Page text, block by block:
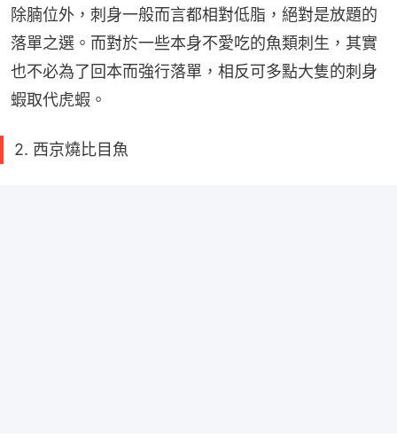
除腩位外，刺身一般而言都相對低脂，絕對是放題的
落單之選。而對於一些本身不愛吃的魚類刺生，其實
也不必為了回本而強行落單，相反可多點大隻的刺身
蝦取代虎蝦。
2. 西京燒比目魚